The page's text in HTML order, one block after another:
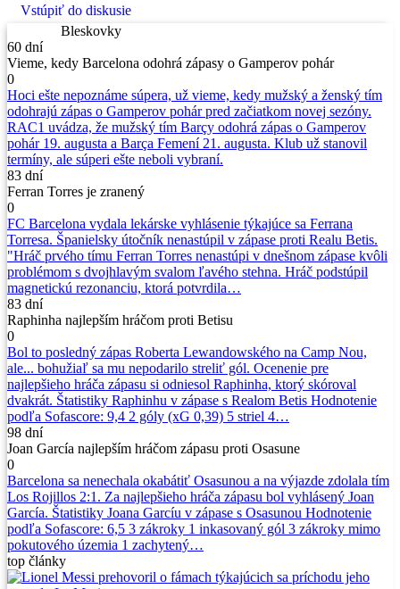
Vstúpiť do diskusie
Bleskovky
60 dní
Vieme, kedy Barcelona odohrá zápasy o Gamperov pohár
0
Hoci ešte nepoznáme súpera, už vieme, kedy mužský a ženský tím
odohrajú zápas o Gamperov pohár pred začiatkom novej sezóny.
RAC1 uvádza, že mužský tím Barçy odohrá zápas o Gamperov
pohár 19. augusta a Barça Femení 21. augusta. Klub už stanovil
termíny, ale súperi ešte neboli vybraní.
83 dní
Ferran Torres je zranený
0
FC Barcelona vydala lekárske vyhlásenie týkajúce sa Ferrana
Torresa. Španielsky útočník nenastúpil v zápase proti Realu Betis.
"Hráč prvého tímu Ferran Torres nenastúpi v dnešnom zápase kvôli
problémom s dvojhlavým svalom ľavého stehna. Hráč podstúpil
magnetickú rezonanciu, ktorá potvrdila…
83 dní
Raphinha najlepším hráčom proti Betisu
0
Bol to posledný zápas Roberta Lewandowského na Camp Nou,
ale... bohužiaľ sa mu nepodarilo streliť gól. Ocenenie pre
najlepšieho hráča zápasu si odniesol Raphinha, ktorý skóroval
dvakrát. Štatistiky Raphinhu v zápase s Realom Betis Hodnotenie
podľa Sofascore: 9,4 2 góly (xG 0,39) 5 striel 4…
98 dní
Joan García najlepším hráčom zápasu proti Osasune
0
Barcelona sa nenechala okabátiť Osasunou a na výjazde zdolala tím
Los Rojillos 2:1. Za najlepšieho hráča zápasu bol vyhlásený Joan
García. Štatistiky Joana Garcíu v zápase s Osasunou Hodnotenie
podľa Sofascore: 6,5 3 zákroky 1 inkasovaný gól 3 zákroky mimo
pokutového územia 1 zachytený…
top články